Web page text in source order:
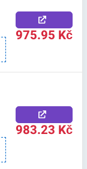
975.95 Kč
983.23 Kč